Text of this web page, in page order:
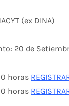
(ex DINA)
20 de
horas
horas